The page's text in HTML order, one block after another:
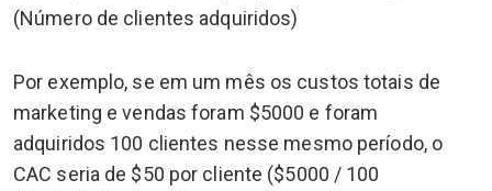
(Número de clientes adquiridos)
Por exemplo, se em um mês os custos totais de
marketing e vendas foram $5000 e foram
adquiridos 100 clientes nesse mesmo período, o
CAC seria de $50 por cliente ($5000 / 100